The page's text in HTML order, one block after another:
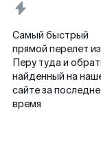
Самый быстрый
прямой перелет из
Перу туда и
найденный на
сайте за
время